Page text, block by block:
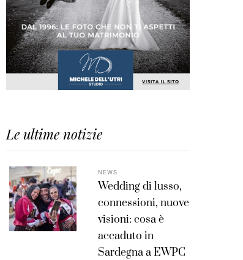
Le ultime notizie
NEWS
Wedding di lusso,
connessioni, nuove
visioni: cosa è
accaduto in
Sardegna a EWPC